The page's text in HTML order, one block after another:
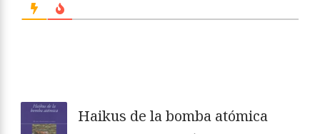
Haikus de la bomba atómica